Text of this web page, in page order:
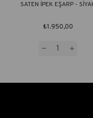
SATEN İPEK EŞARP -
₺1.950,00